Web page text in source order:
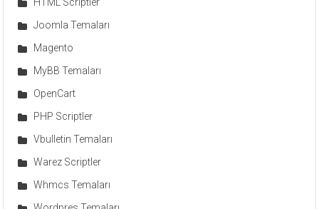
Joomla Temaları
Magento
MyBB Temaları
OpenCart
PHP Scriptler
Vbulletin Temaları
Warez Scriptler
Whmcs Temaları